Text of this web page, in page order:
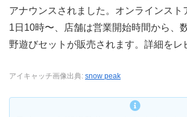
アナウンスされました。オンラインスト
1日10時〜、店舗は営業開始時間から、
野遊びセットが販売されます。詳細をレ
アイキャッチ画像出典: snow peak